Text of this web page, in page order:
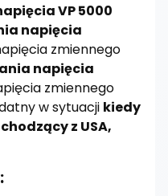
VP 5000
napięcia
zmiennego
napięcia
zmiennego
w sytuacji kiedy
z USA,